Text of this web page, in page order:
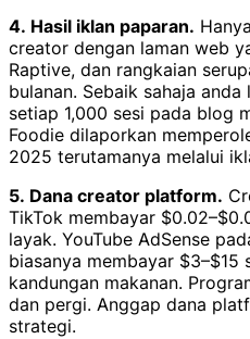
4. Hasil iklan paparan.
creator dengan laman web
Raptive, dan rangkaian
bulanan. Sebaik sahaja
setiap 1,000 sesi pada blog
Foodie dilaporkan
2025 terutamanya melalui
5. Dana creator platform.
TikTok membayar
layak. YouTube AdSense
biasanya membayar
kandungan makanan.
dan pergi. Anggap dana
strategi.